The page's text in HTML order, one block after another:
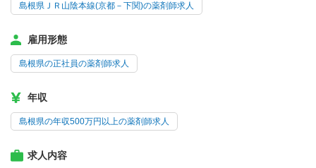
島根県ＪＲ山陰本線(京都－下関)の薬剤師求人
雇用形態
島根県の正社員の薬剤師求人
年収
島根県の年収500万円以上の薬剤師求人
求人内容